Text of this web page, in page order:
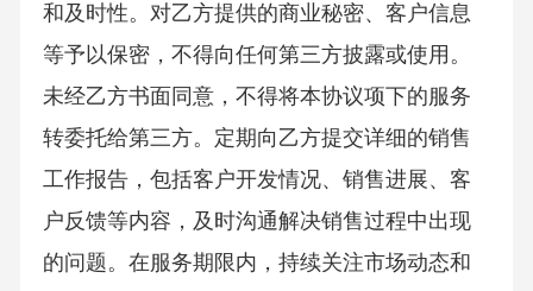
和及时性。对乙方提供的商业秘密、客户信息
等予以保密，不得向任何第三方披露或使用。
未经乙方书面同意，不得将本协议项下的服务
转委托给第三方。定期向乙方提交详细的销售
工作报告，包括客户开发情况、销售进展、客
户反馈等内容，及时沟通解决销售过程中出现
的问题。在服务期限内，持续关注市场动态和